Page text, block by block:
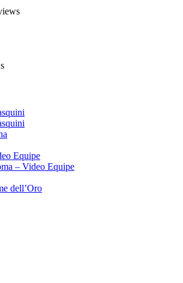
Equipe
– Video Equipe
dell’Oro